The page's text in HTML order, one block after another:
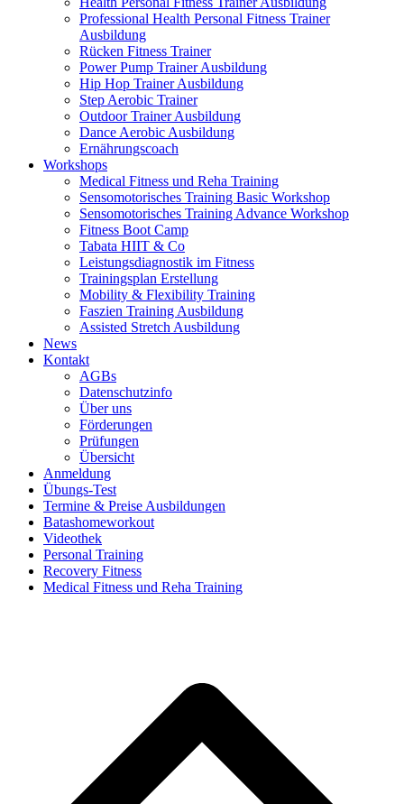
Professional Health Personal Fitness Trainer
Ausbildung
Rücken Fitness Trainer
Power Pump Trainer Ausbildung
Hip Hop Trainer Ausbildung
Step Aerobic Trainer
Outdoor Trainer Ausbildung
Dance Aerobic Ausbildung
Ernährungscoach
Workshops
Medical Fitness und Reha Training
Sensomotorisches Training Basic Workshop
Sensomotorisches Training Advance Workshop
Fitness Boot Camp
Tabata HIIT & Co
Leistungsdiagnostik im Fitness
Trainingsplan Erstellung
Mobility & Flexibility Training
Faszien Training Ausbildung
Assisted Stretch Ausbildung
News
Kontakt
AGBs
Datenschutzinfo
Über uns
Förderungen
Prüfungen
Übersicht
Anmeldung
Übungs-Test
Termine & Preise Ausbildungen
Batashomeworkout
Videothek
Personal Training
Recovery Fitness
Medical Fitness und Reha Training